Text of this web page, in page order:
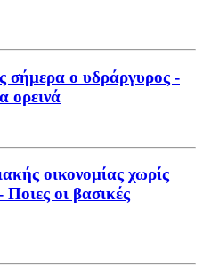
σήμερα ο υδράργυρος -
ορεινά
οικονομίας χωρίς
Ποιες οι βασικές